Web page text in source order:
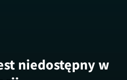
niedostępny w